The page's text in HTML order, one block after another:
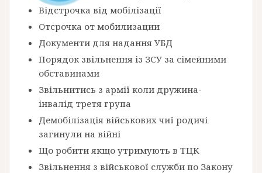
Відстрочка від мобілізації
Отсрочка от мобилизации
Документи для надання УБД
Порядок звільнення із ЗСУ за сімейними
обставинами
Звільнитись з армії коли дружина-
інвалід третя група
Демобілізація військових чиї родичі
загинули на війні
Що робити якщо утримують в ТЦК
Звільнення з військової служби по Закону